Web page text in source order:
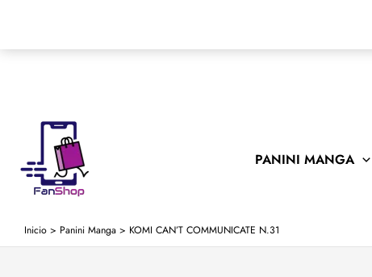
PANINI MANGA
Inicio > Panini Manga > KOMI CAN’T COMMUNICATE N.31